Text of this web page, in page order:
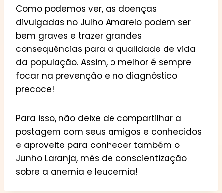
Como podemos ver, as doenças
divulgadas no Julho Amarelo podem ser
bem graves e trazer grandes
consequências para a qualidade de vida
da população. Assim, o melhor é sempre
focar na prevenção e no diagnóstico
precoce!
Para isso, não deixe de compartilhar a
postagem com seus amigos e conhecidos
e aproveite para conhecer também o
Junho Laranja, mês de conscientização
sobre a anemia e leucemia!